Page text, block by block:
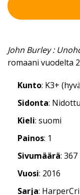
John Burley :
romaani vuodelta
Kunto: K3+
Sidonta:
Kieli: suomi
Painos: 1
Sivumäärä: 367
Vuosi: 2016
Sarja: